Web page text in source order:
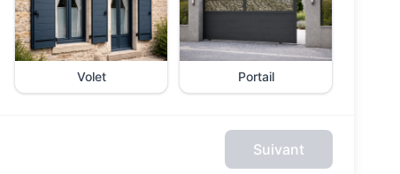
Volet Portail
Suivant